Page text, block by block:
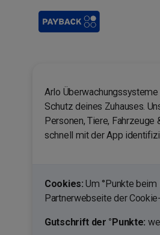
Arlo
Schutz deines Zuhauses.
Personen, Tiere,
schnell mit der App
Cookies:Um °Punkte
Partnerwebseite der
Gutschrift der °Punkte: